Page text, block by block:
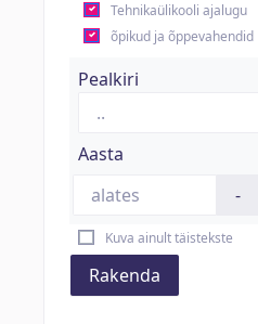
Tehnikaülikooli ajalugu
õpikud ja õppevahendid
Pealkiri
Aasta
-
Kuva ainult täistekste
Rakenda